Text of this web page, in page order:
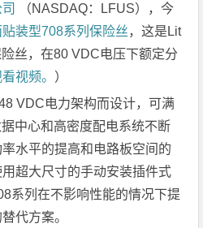
（NASDAQ：LFUS），今
装型708系列保险丝，这是Lit
丝，在80 VDC电压下额定分
视频。 ）
VDC电力架构而设计，可满
中心和高密度配电系统不断
水平的提高和电路板空间的
超大尺寸的手动安装插件式
系列在不影响性能的情况下提
代方案。